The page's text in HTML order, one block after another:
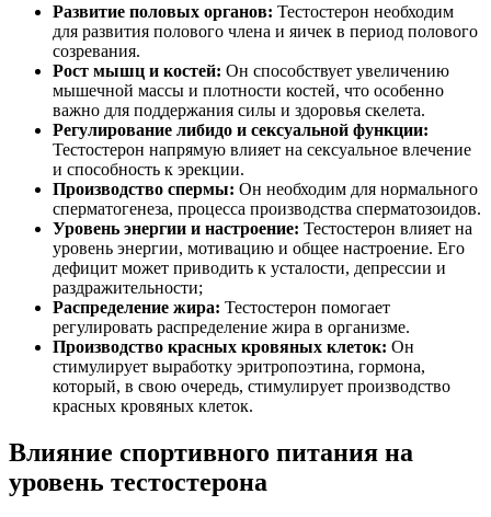
Развитие половых органов: Тестостерон необходим
для развития полового члена и яичек в период полового
созревания.
Рост мышц и костей: Он способствует увеличению
мышечной массы и плотности костей, что особенно
важно для поддержания силы и здоровья скелета.
Регулирование либидо и сексуальной функции:
Тестостерон напрямую влияет на сексуальное влечение
и способность к эрекции.
Производство спермы: Он необходим для нормального
сперматогенеза, процесса производства сперматозоидов.
Уровень энергии и настроение: Тестостерон влияет на
уровень энергии, мотивацию и общее настроение. Его
дефицит может приводить к усталости, депрессии и
раздражительности;
Распределение жира: Тестостерон помогает
регулировать распределение жира в организме.
Производство красных кровяных клеток: Он
стимулирует выработку эритропоэтина, гормона,
который, в свою очередь, стимулирует производство
красных кровяных клеток.
Влияние спортивного питания на
уровень тестостерона